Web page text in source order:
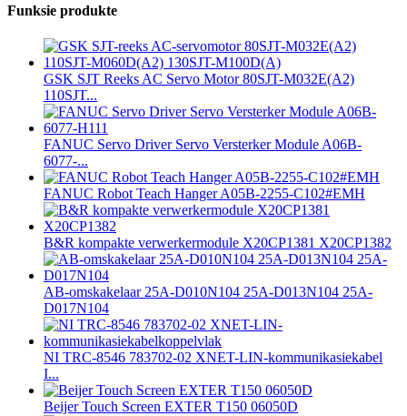
Funksie produkte
GSK SJT Reeks AC Servo Motor 80SJT-M032E(A2)
110SJT...
FANUC Servo Driver Servo Versterker Module A06B-
6077-...
FANUC Robot Teach Hanger A05B-2255-C102#EMH
B&R kompakte verwerkermodule X20CP1381 X20CP1382
AB-omskakelaar 25A-D010N104 25A-D013N104 25A-
D017N104
NI TRC-8546 783702-02 XNET-LIN-kommunikasiekabel
I...
Beijer Touch Screen EXTER T150 06050D